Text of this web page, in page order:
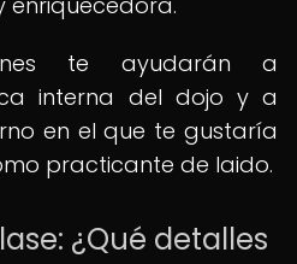
te ayudarán a
interna del dojo y a
en el que te gustaría
practicante de Iaido.
¿Qué detalles